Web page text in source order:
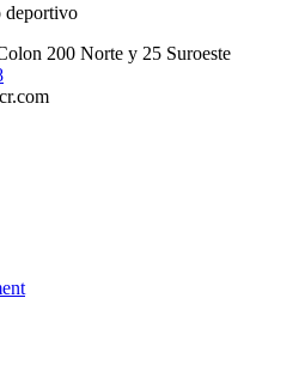
deportivo
200 Norte y 25 Suroeste